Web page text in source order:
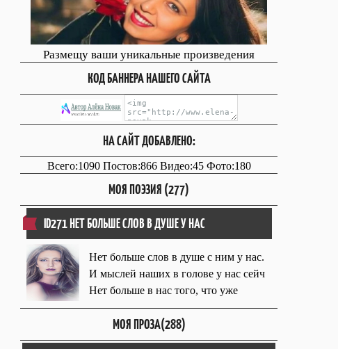
Размещу ваши уникальные произведения
КОД БАННЕРА НАШЕГО САЙТА
НА САЙТ ДОБАВЛЕНО:
Всего:1090 Постов:866 Видео:45 Фото:180
МОЯ ПОЭЗИЯ (277)
ID271 НЕТ БОЛЬШЕ СЛОВ В ДУШЕ У НАС
Нет больше слов в душе с ним у нас.
И мыслей наших в голове у нас сейч
Нет больше в нас того, что уже
МОЯ ПРОЗА(288)